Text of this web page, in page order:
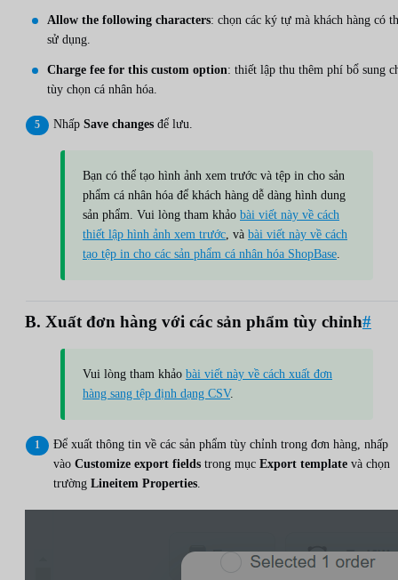
Allow the following characters: chọn các ký tự mà khách hàng có
sử dụng.
Charge fee for this custom option: thiết lập thu thêm phí bổ sung
tùy chọn cá nhân hóa.
Nhấp Save changes để lưu.
Bạn có thể tạo hình ảnh xem trước và tệp in cho sản
phẩm cá nhân hóa để khách hàng dễ dàng hình dung
sản phẩm. Vui lòng tham khảo bài viết này về cách
thiết lập hình ảnh xem trước , và bài viết này về cách
tạo tệp in cho các sản phẩm cá nhân hóa ShopBase
B. Xuất đơn hàng với các sản phẩm tùy chỉnh#
Vui lòng tham khảo bài viết này về cách xuất đơn
hàng sang tệp định dạng CSV.
Để xuất thông tin về các sản phẩm tùy chỉnh trong đơn hàng, nhấp
vào Customize export fields trong mục Export template và chọn
trường Lineitem Properties.